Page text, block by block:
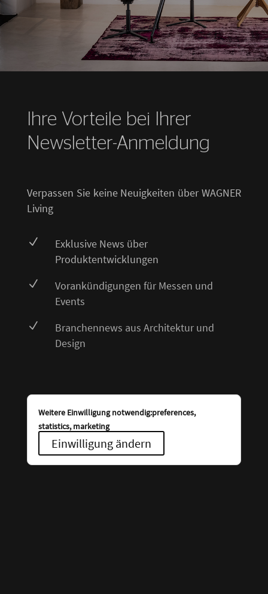
Ihre Vorteile bei Ihrer
Newsletter-Anmeldung
Verpassen Sie keine Neuigkeiten über WAGNER
Living
N
Exklusive News über
Produktentwicklungen
N
Vorankündigungen für Messen und
Events
N
Branchennews aus Architektur und
Design
Weitere Einwilligung notwendig:preferences,
statistics, marketing
Einwilligung ändern